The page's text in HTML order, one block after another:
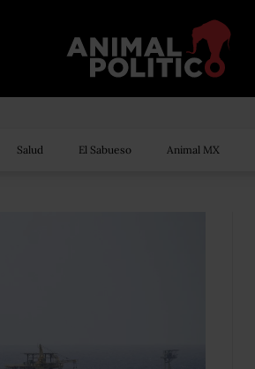
Salud El Sabueso Animal MX